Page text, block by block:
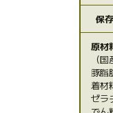
保
原材
（国
豚脂
着材
ゼラ